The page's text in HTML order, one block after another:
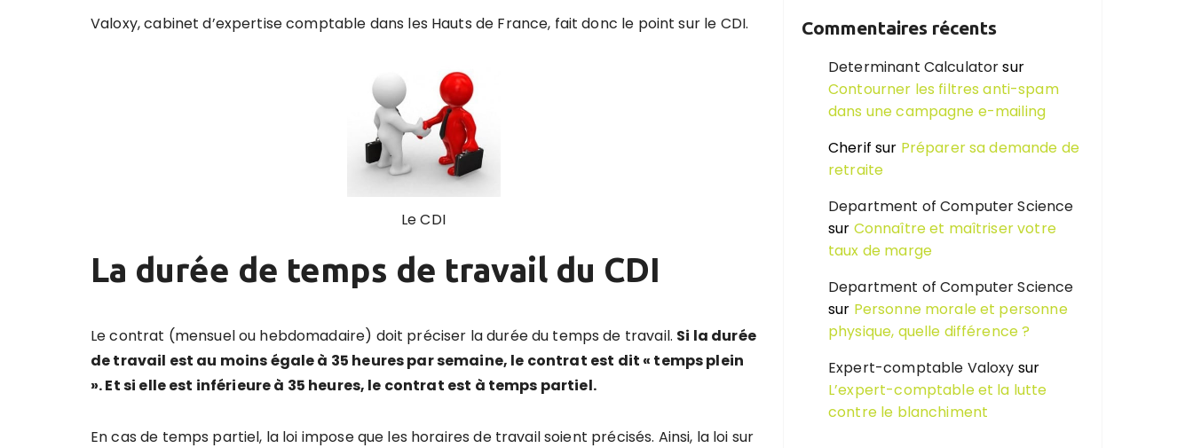
Valoxy, cabinet d’expertise comptable dans les Hauts de France, fait donc le point sur le CDI.
Le CDI
La durée de temps de travail du CDI
Le contrat (mensuel ou hebdomadaire) doit préciser la durée du temps de travail. Si la durée
de travail est au moins égale à 35 heures par semaine, le contrat est dit « temps plein
». Et si elle est inférieure à 35 heures, le contrat est à temps partiel.
En cas de temps partiel, la loi impose que les horaires de travail soient précisés. Ainsi, la loi sur
Commentaires récents
Determinant Calculatorsur
Contourner les filtres anti-spam
dans une campagne e-mailing
Cherif sur Préparer sa demande de
retraite
Department of Computer Science
sur Connaître et maîtriser votre
taux de marge
Department of Computer Science
sur Personne morale et personne
physique, quelle différence ?
Expert-comptable Valoxy sur
L’expert-comptable et la lutte
contre le blanchiment